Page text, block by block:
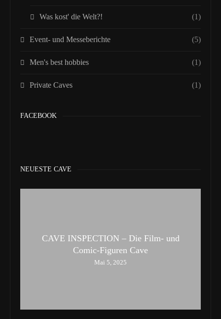
Was kost' die Welt?! (1)
Event- und Messeberichte (5)
Men's best hobbies (1)
Private Caves (1)
FACEBOOK
NEUESTE CAVE
CAVE INSPECTION – Die Film- und
Comic-Figuren Cave
Mai 5, 2025